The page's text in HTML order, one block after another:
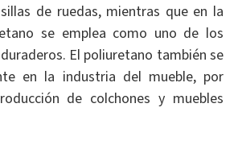
de ruedas, mientras que en la
se emplea como uno de los
El poliuretano también se
en la industria del mueble, por
de colchones y muebles